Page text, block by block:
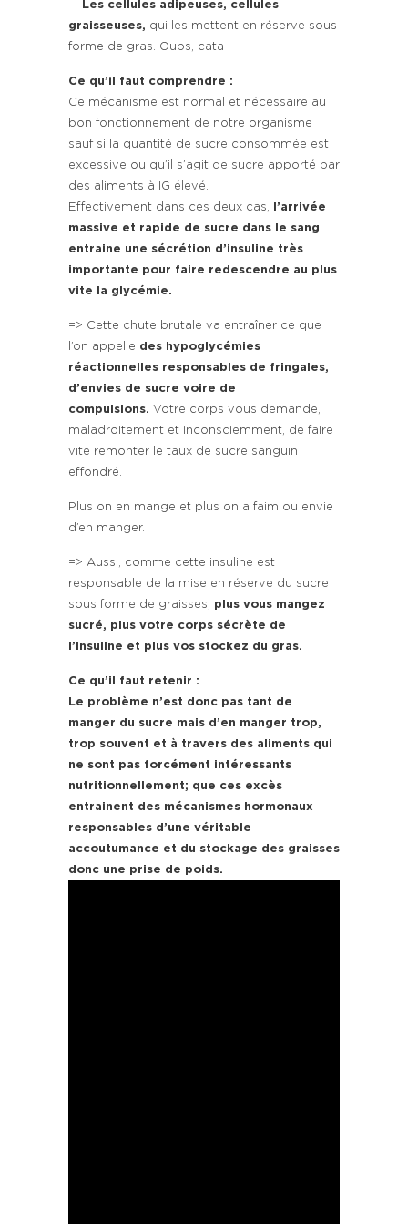
–
Les cellules adipeuses, cellules
graisseuses, qui les mettent en réserve sous
forme de gras. Oups, cata !
Ce qu’il faut comprendre :
Ce mécanisme est normal et nécessaire au
bon fonctionnement de notre organisme
sauf si la quantité de sucre consommée est
excessive ou qu’il s’agit de sucre apporté par
des aliments à IG élevé.
Effectivement dans ces deux cas,
l’arrivée
massive et rapide de sucre dans le sang
entraine une sécrétion d’insuline très
importante pour faire redescendre au plus
vite la glycémie.
=> Cette chute brutale va entraîner ce que
l’on appelle des hypoglycémies
réactionnelles responsables de fringales,
d’envies de sucre voire de
compulsions. Votre corps vous demande,
maladroitement et inconsciemment, de faire
vite remonter le taux de sucre sanguin
effondré.
Plus on en mange et plus on a faim ou envie
d’en manger.
=> Aussi, comme cette insuline est
responsable de la mise en réserve du sucre
sous forme de graisses, plus vous mangez
sucré, plus votre corps sécrète de
l’insuline et plus vos stockez du gras.
Ce qu’il faut retenir :
Le problème n’est donc pas tant de
manger du sucre mais d’en manger trop,
trop souvent et à travers des aliments qui
ne sont pas forcément intéressants
nutritionnellement; que ces excès
entrainent des mécanismes hormonaux
responsables d’une véritable
accoutumance et du stockage des graisses
donc une prise de poids.